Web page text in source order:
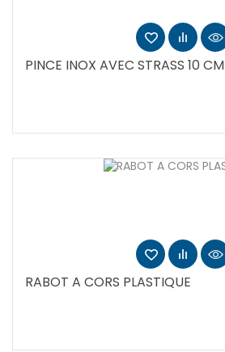
PINCE INOX AVEC STRASS 10 CM
RABOT A CORS PLASTIQUE